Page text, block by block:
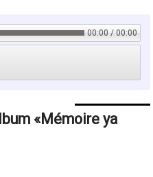
00:00 / 00:00
Mémoire ya